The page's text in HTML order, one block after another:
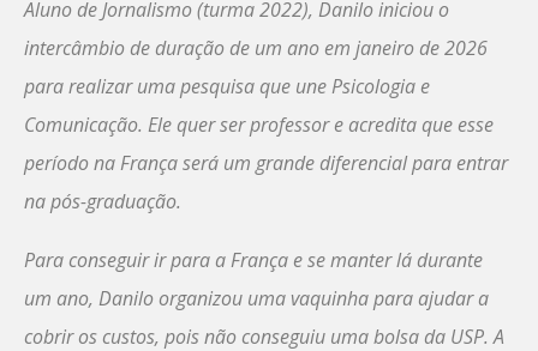
Aluno de Jornalismo (turma 2022), Danilo iniciou o
intercâmbio de duração de um ano em janeiro de 2026
para realizar uma pesquisa que une Psicologia e
Comunicação. Ele quer ser professor e acredita que esse
período na França será um grande diferencial para entrar
na pós-graduação.
Para conseguir ir para a França e se manter lá durante
um ano, Danilo organizou uma vaquinha para ajudar a
cobrir os custos, pois não conseguiu uma bolsa da USP. A